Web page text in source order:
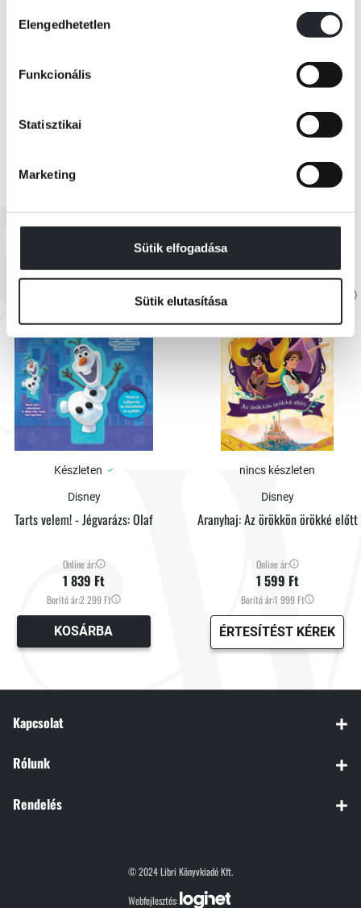
kiválasztása
Elengedhetetlen
Funkcionális
Statisztikai
Marketing
Sütik elfogadása
Sütik elutasítása
VIDEÓK
EZEK IS ÉRDEKELHETNEK
Készleten
Disney
Tarts velem! - Jégvarázs: Olaf
Online ár:
1 839 Ft
Borító ár:2 299 Ft
KOSÁRBA
nincs készleten
Disney
Aranyhaj: Az örökkön örökké előtt
Online ár:
1 599 Ft
Borító ár:1 999 Ft
ÉRTESÍTÉST KÉREK
Kapcsolat
Rólunk
Rendelés
© 2024 Libri Könyvkiadó Kft.
Webfejlesztés: